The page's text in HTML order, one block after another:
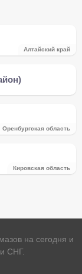
Алтайский край
Оренбургская область
Кировская область
на сегодня и
СНГ.